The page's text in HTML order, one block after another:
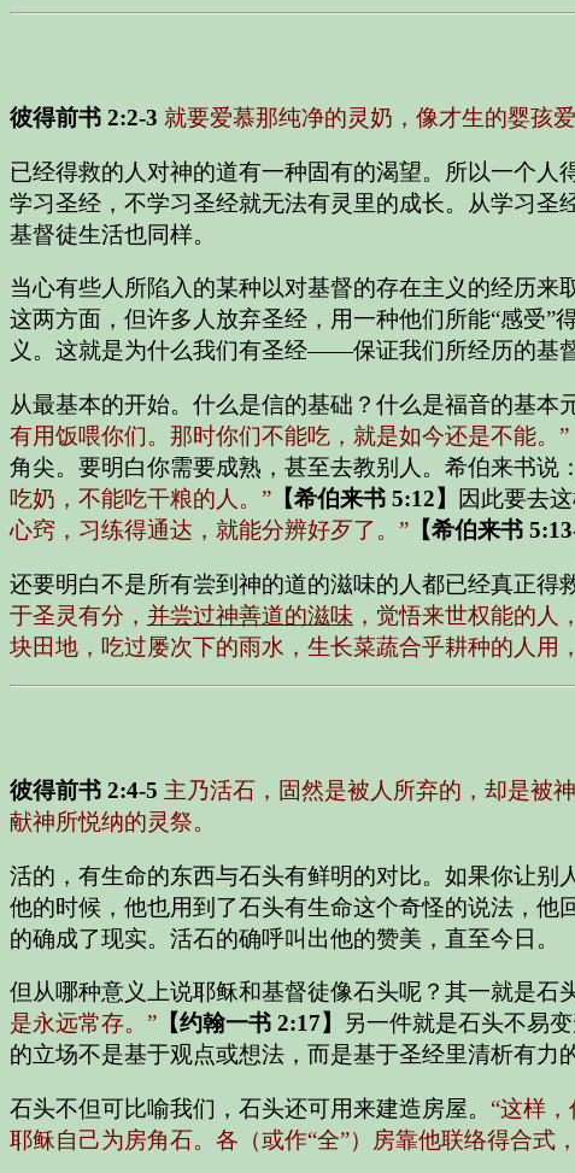
彼得前书 2:2-3 就要爱慕那纯净的灵奶，像才生的婴孩
已经得救的人对神的道有一种固有的渴望。所以一个
学习圣经，不学习圣经就无法有灵里的成长。从学习圣
基督徒生活也同样。
当心有些人所陷入的某种以对基督的存在主义的经历
这两方面，但许多人放弃圣经，用一种他们所能“感受”
义。这就是为什么我们有圣经——保证我们所经历的基
从最基本的开始。什么是信的基础？什么是福音的基本
有用饭喂你们。那时你们不能吃，就是如今还是不能。”
角尖。要明白你需要成熟，甚至去教别人。希伯来书说：
吃奶，不能吃干粮的人。” 【希伯来书 5:12】 因此要去这
心窍，习练得通达，就能分辨好歹了。” 【希伯来书
还要明白不是所有尝到神的道的滋味的人都已经真正
于圣灵有分， 并尝过神善道的滋味 ，觉悟来世权能的
块田地，吃过屡次下的雨水，生长菜蔬合乎耕种的人
彼得前书 2:4-5 主乃活石，固然是被人所弃的，却是被
献神所悦纳的灵祭。
活的，有生命的东西与石头有鲜明的对比。如果你让
他的时候，他也用到了石头有生命这个奇怪的说法，他
的确成了现实。活石的确呼叫出他的赞美，直至今日。
但从哪种意义上说耶稣和基督徒像石头呢？其一就是石
是永远常存。” 【约翰一书 2:17】 另一件就是石头不易
的立场不是基于观点或想法，而是基于圣经里清析有力
石头不但可比喻我们，石头还可用来建造房屋。 “这样
耶稣自己为房角石。各（或作“全”）房靠他联络得合